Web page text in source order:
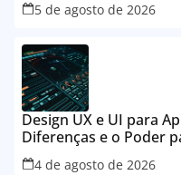
5 de agosto de 2026
Design UX e UI para
Diferenças e o Poder
4 de agosto de 2026